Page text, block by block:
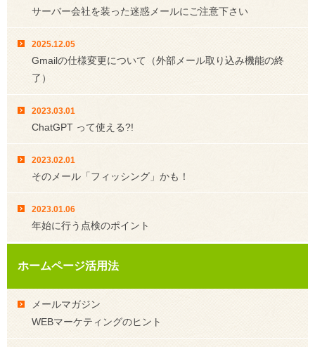
サーバー会社を装った迷惑メールにご注意下さい
2025.12.05
Gmailの仕様変更について（外部メール取り込み機能の終
了）
2023.03.01
ChatGPT って使える?!
2023.02.01
そのメール「フィッシング」かも！
2023.01.06
年始に行う点検のポイント
ホームページ活用法
メールマガジン
WEBマーケティングのヒント